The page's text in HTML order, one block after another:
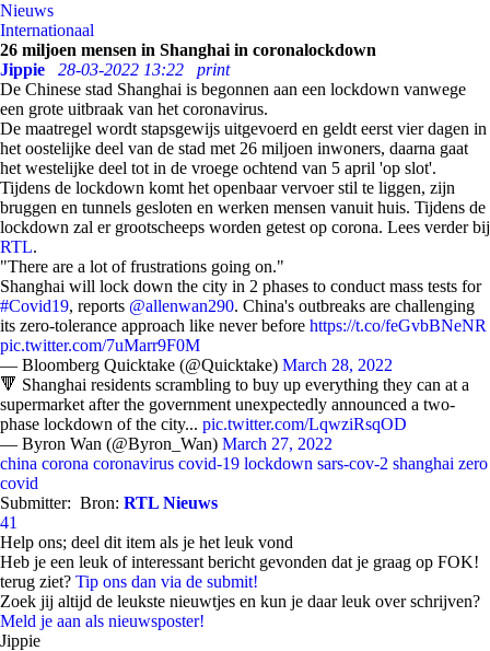
Nieuws
Internationaal
26 miljoen mensen in Shanghai in coronalockdown
Jippie
28-03-2022 13:22
print
De Chinese stad Shanghai is begonnen aan een lockdown vanwege
een grote uitbraak van het coronavirus.
De maatregel wordt stapsgewijs uitgevoerd en geldt eerst vier dagen in
het oostelijke deel van de stad met 26 miljoen inwoners, daarna gaat
het westelijke deel tot in de vroege ochtend van 5 april 'op slot'.
Tijdens de lockdown komt het openbaar vervoer stil te liggen, zijn
bruggen en tunnels gesloten en werken mensen vanuit huis. Tijdens de
lockdown zal er grootscheeps worden getest op corona. Lees verder bij
RTL.
"There are a lot of frustrations going on."
Shanghai will lock down the city in 2 phases to conduct mass tests for
#Covid19, reports @allenwan290. China's outbreaks are challenging
its zero-tolerance approach like never before https://t.co/feGvbBNeNR
pic.twitter.com/7uMarr9F0M
— Bloomberg Quicktake (@Quicktake) March 28, 2022
🔻 Shanghai residents scrambling to buy up everything they can at a
supermarket after the government unexpectedly announced a two-
phase lockdown of the city... pic.twitter.com/LqwziRsqOD
— Byron Wan (@Byron_Wan) March 27, 2022
china corona coronavirus covid-19 lockdown sars-cov-2 shanghai zero
covid
Submitter: Bron: RTL Nieuws
41
Help ons; deel dit item als je het leuk vond
Heb je een leuk of interessant bericht gevonden dat je graag op FOK!
terug ziet? Tip ons dan via de submit!
Zoek jij altijd de leukste nieuwtjes en kun je daar leuk over schrijven?
Meld je aan als nieuwsposter!
Jippie